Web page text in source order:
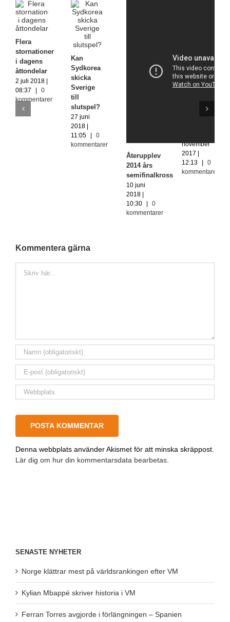
Flera
stornationer
i dagens
åttondelar
2 juli 2018 |
08:37
0
kommentarer
Kan
Sydkorea
skicka
Sverige
till
slutspel?
27 juni
2018 |
11:05
0
kommentarer
Återupplev
2014 års
semifinalkross
10 juni
2018 |
10:30
0
kommentarer
Ryska
november
2017 |
12:13
0
kommentarer
Kommentera gärna
Denna webbplats använder Akismet för att minska skräppost.
Lär dig om hur din kommentarsdata bearbetas.
SENASTE NYHETER
Norge klättrar mest på världsrankingen efter VM
Kylian Mbappé skriver historia i VM
Ferran Torres avgjorde i förlängningen – Spanien